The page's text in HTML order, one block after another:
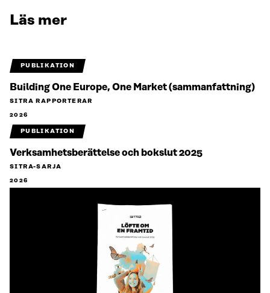
Läs mer
PUBLIKATION
Building One Europe, One Market (sammanfattning)
SITRA RAPPORTERAR
2026
PUBLIKATION
Verksamhetsberättelse och bokslut 2025
SITRA-SARJA
2026